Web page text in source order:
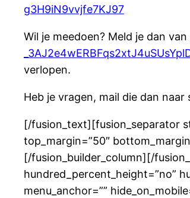
g3H9iN9vvjfe7KJ97
Wil je meedoen? Meld je dan
_3AJ2e4wER
verlopen.
Heb je vragen, mail die dan
[/fusion_text][fusion_separator
top_margin=”50″
[/fusion_builder_column][/
hundred_percent_height=”no”
menu_anchor=””